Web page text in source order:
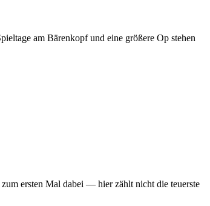
am Bärenkopf und eine größere Op stehen
ersten Mal dabei — hier zählt nicht die teuerste